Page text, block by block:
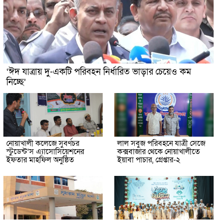
‘ঈদ যাত্রায় দু-একটি পরিবহন নির্ধারিত ভাড়ার চেয়েও কম
নিচ্ছে’
নোয়াখালী কলেজে সুবর্ণচর
স্টুডেন্ট’স এ্যাসোসিয়েশনের
ইফতার মাহফিল অনুষ্ঠিত
লাল সবুজ পরিবহনে যাত্রী সেজে
কক্সবাজার থেকে নোয়াখালীতে
ইয়াবা পাচার, গ্রেপ্তার-২